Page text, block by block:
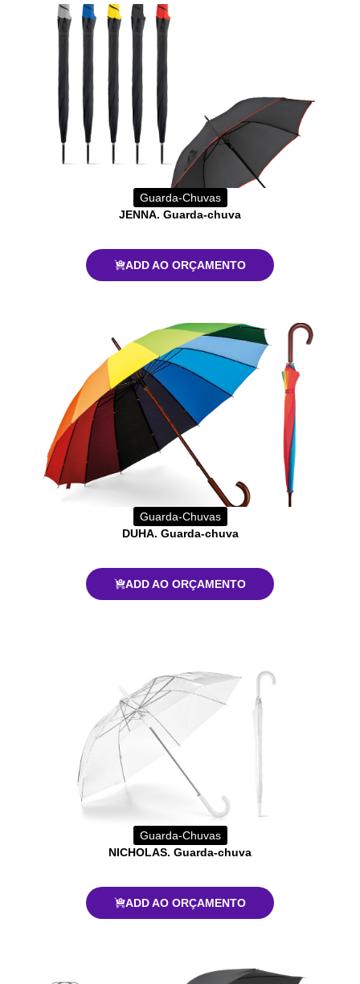
Guarda-Chuvas
JENNA. Guarda-chuva
ADD AO ORÇAMENTO
Guarda-Chuvas
DUHA. Guarda-chuva
ADD AO ORÇAMENTO
Guarda-Chuvas
NICHOLAS. Guarda-chuva
ADD AO ORÇAMENTO